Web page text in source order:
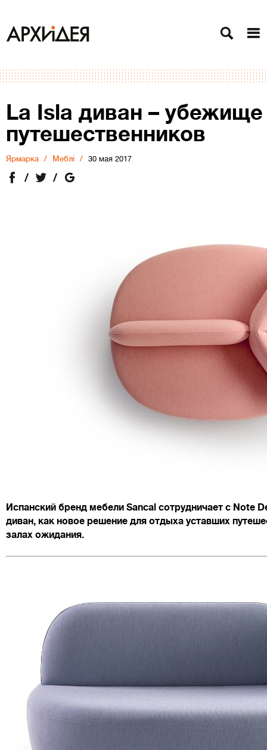
La Isla диван –
путешественников
Ярмарка Меблі 30 мая 2017
Испанский бренд мебели Sancal сотрудничает с Note
диван, как новое решение для отдыха уставших
залах ожидания.